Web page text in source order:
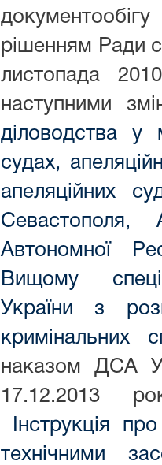
рішенням Ради
листопада
наступними
діловодства у
судах,
апеляційних
Севастополя,
Автономної
Вищому
України з
кримінальних
наказом ДСА
17.12.2013
Інструкція
технічними